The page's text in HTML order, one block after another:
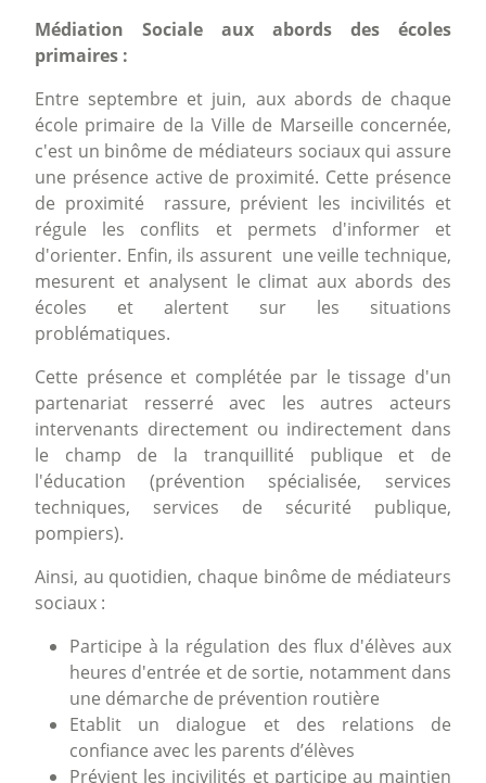
Médiation Sociale aux abords des écoles
primaires :
Entre septembre et juin, aux abords de chaque
école primaire de la Ville de Marseille concernée,
c'est un binôme de médiateurs sociaux qui assure
une présence active de proximité. Cette présence
de proximité rassure, prévient les incivilités et
régule les conflits et permets d'informer et
d'orienter. Enfin, ils assurent une veille technique,
mesurent et analysent le climat aux abords des
écoles et alertent sur les situations
problématiques.
Cette présence et complétée par le tissage d'un
partenariat resserré avec les autres acteurs
intervenants directement ou indirectement dans
le champ de la tranquillité publique et de
l'éducation (prévention spécialisée, services
techniques, services de sécurité publique,
pompiers).
Ainsi, au quotidien, chaque binôme de médiateurs
sociaux :
Participe à la régulation des flux d'élèves aux
heures d'entrée et de sortie, notamment dans
une démarche de prévention routière
Etablit un dialogue et des relations de
confiance avec les parents d’élèves
Prévient les incivilités et participe au maintien